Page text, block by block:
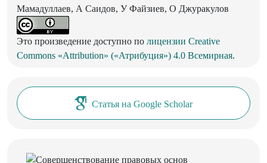
Мамадуллаев, А Саидов, У Файзиев, О Джуракулов
Это произведение доступно по лицензии Creative
Commons «Attribution» («Атрибуция») 4.0 Всемирная.
Статья на Google Scholar